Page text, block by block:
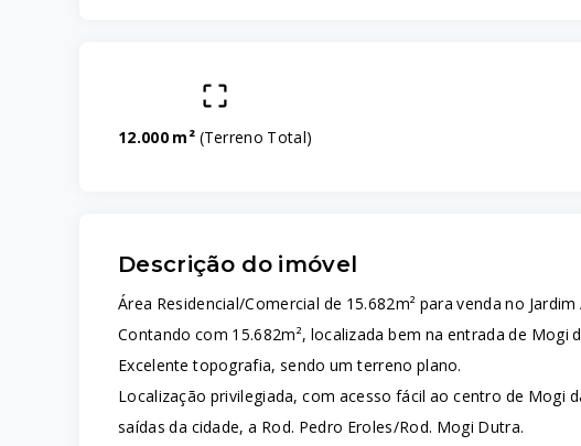
12.000 m² (Terreno Total)
Descrição do imóvel
Área Residencial/Comercial de 15.682m² para venda no
Contando com 15.682m², localizada bem na entrada de Mogi
Excelente topografia, sendo um terreno plano.
Localização privilegiada, com acesso fácil ao centro de Mogi
saídas da cidade, a Rod. Pedro Eroles/Rod. Mogi Dutra.